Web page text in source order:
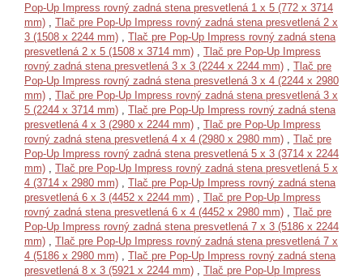
Pop-Up Impress rovný zadná stena presvetlená 1 x 5 (772 x 3714
mm) , Tlač pre Pop-Up Impress rovný zadná stena presvetlená 2 x
3 (1508 x 2244 mm) , Tlač pre Pop-Up Impress rovný zadná stena
presvetlená 2 x 5 (1508 x 3714 mm) , Tlač pre Pop-Up Impress
rovný zadná stena presvetlená 3 x 3 (2244 x 2244 mm) , Tlač pre
Pop-Up Impress rovný zadná stena presvetlená 3 x 4 (2244 x 2980
mm) , Tlač pre Pop-Up Impress rovný zadná stena presvetlená 3 x
5 (2244 x 3714 mm) , Tlač pre Pop-Up Impress rovný zadná stena
presvetlená 4 x 3 (2980 x 2244 mm) , Tlač pre Pop-Up Impress
rovný zadná stena presvetlená 4 x 4 (2980 x 2980 mm) , Tlač pre
Pop-Up Impress rovný zadná stena presvetlená 5 x 3 (3714 x 2244
mm) , Tlač pre Pop-Up Impress rovný zadná stena presvetlená 5 x
4 (3714 x 2980 mm) , Tlač pre Pop-Up Impress rovný zadná stena
presvetlená 6 x 3 (4452 x 2244 mm) , Tlač pre Pop-Up Impress
rovný zadná stena presvetlená 6 x 4 (4452 x 2980 mm) , Tlač pre
Pop-Up Impress rovný zadná stena presvetlená 7 x 3 (5186 x 2244
mm) , Tlač pre Pop-Up Impress rovný zadná stena presvetlená 7 x
4 (5186 x 2980 mm) , Tlač pre Pop-Up Impress rovný zadná stena
presvetlená 8 x 3 (5921 x 2244 mm) , Tlač pre Pop-Up Impress